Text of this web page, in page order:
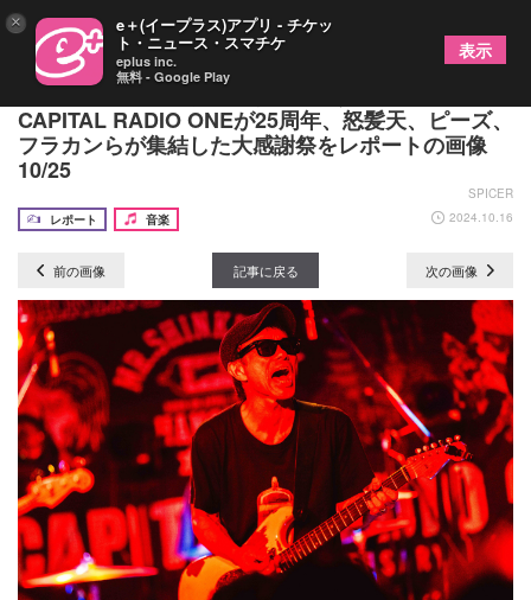
「Tシャツ作ってくれてありがとう！」京都・
CAPITAL RADIO ONEが25周年、怒髪天、ピーズ、
フラカンらが集結した大感謝祭をレポートの画像
10/25
SPICER
レポート
音楽 2024.10.16
前の画像 記事に戻る 次の画像
× e＋(イープラス)アプリ - チケッ
ト・ニュース・スマチケ
eplus inc.
無料 - Google Play
表示